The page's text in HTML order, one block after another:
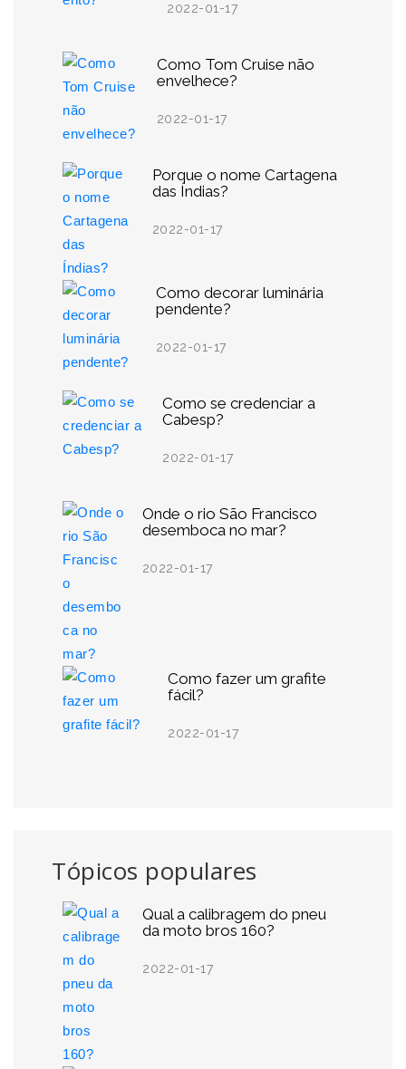
2022-01-17
Como Tom Cruise não
envelhece?
2022-01-17
Porque o nome Cartagena
das Índias?
2022-01-17
Como decorar luminária
pendente?
2022-01-17
Como se credenciar a
Cabesp?
2022-01-17
Onde o rio São Francisco
desemboca no mar?
2022-01-17
Como fazer um grafite
fácil?
2022-01-17
Tópicos populares
Qual a calibragem do pneu
da moto bros 160?
2022-01-17